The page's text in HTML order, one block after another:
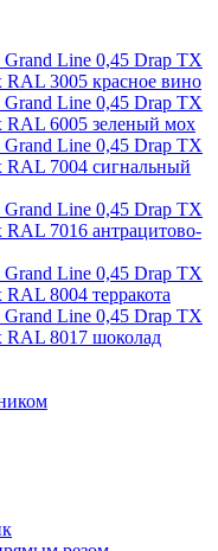
Line 0,45 Drap TX
RAL 3005 красное вино
Line 0,45 Drap TX
RAL 6005 зеленый мох
Line 0,45 Drap TX
RAL 7004 сигнальный
Line 0,45 Drap TX
RAL 7016 антрацитово-
Line 0,45 Drap TX
8004 терракота
Line 0,45 Drap TX
RAL 8017 шоколад